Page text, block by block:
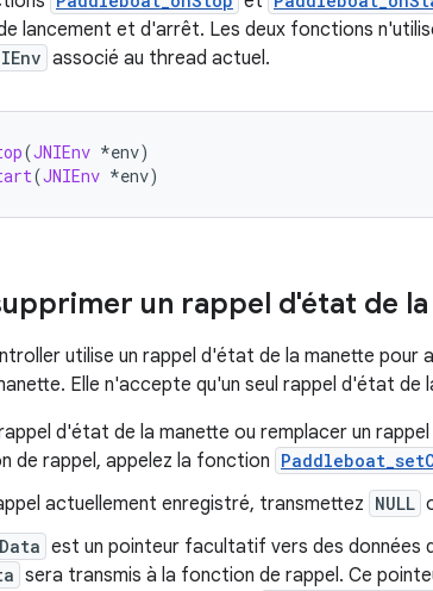
lancement et d'arrêt. Les deux fonctions
associé au thread actuel.
(JNIEnv *env)
(JNIEnv *env)
un rappel d'état de
utilise un rappel d'état de la manette pour
Elle n'accepte qu'un seul rappel d'état de
d'état de la manette ou remplacer un
de rappel, appelez la fonction
actuellement enregistré, transmettez NULL
est un pointeur facultatif vers des données
sera transmis à la fonction de rappel. Ce